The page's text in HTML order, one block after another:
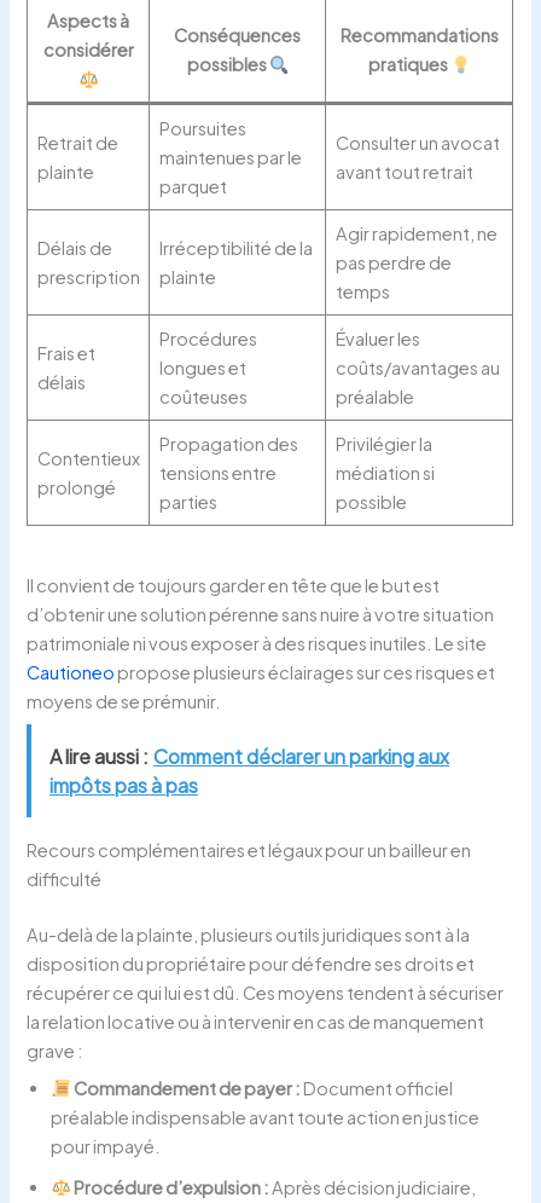
Aspects à
considérer
Conséquences
possibles
Recommandations
pratiques
Retrait de
plainte
Poursuites
maintenues par le
parquet
Consulter un avocat
avant tout retrait
Délais de
prescription
Irréceptibilité de la
plainte
Agir rapidement, ne
pas perdre de
temps
Frais et
délais
Procédures
longues et
coûteuses
Évaluer les
coûts/avantages au
préalable
Contentieux
prolongé
Propagation des
tensions entre
parties
Privilégier la
médiation si
possible
Il convient de toujours garder en tête que le but est
d’obtenir une solution pérenne sans nuire à votre situation
patrimoniale ni vous exposer à des risques inutiles. Le site
Cautioneo propose plusieurs éclairages sur ces risques et
moyens de se prémunir.
A lire aussi : Comment déclarer un parking aux
impôts pas à pas
Recours complémentaires et légaux pour un bailleur en
difficulté
Au-delà de la plainte, plusieurs outils juridiques sont à la
disposition du propriétaire pour défendre ses droits et
récupérer ce qui lui est dû. Ces moyens tendent à sécuriser
la relation locative ou à intervenir en cas de manquement
grave :
Commandement de payer : Document officiel
préalable indispensable avant toute action en justice
pour impayé.
Procédure d’expulsion :Après décision judiciaire,